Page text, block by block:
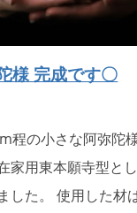
様 完成です〇
程の小さな阿弥陀
家用東本願寺型と
した。 使用した材